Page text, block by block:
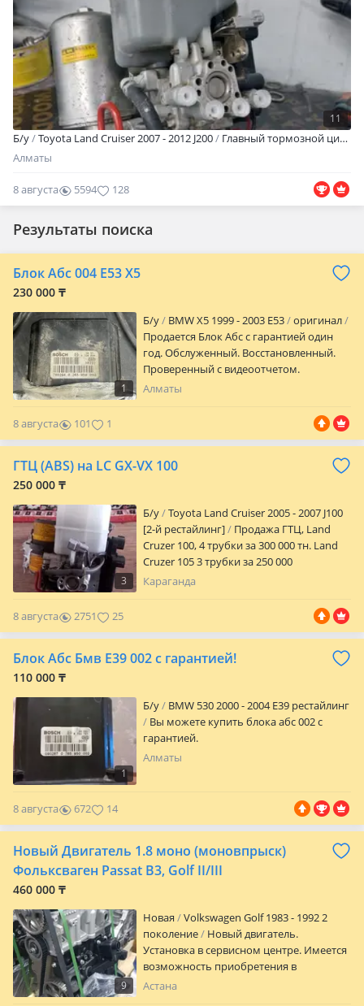
11
Б/y Toyota Land Cruiser 2007 - 2012 J200
Главный тормозной цилиндр ADVICS. А также делаем замену и ремонт блоков. АBS замена моторчиков гидроакумуляторов и блоков c гарантией 6 месяцев Если не дозвонились пишите. Работаем с регионами. Точную цену на вашу модель уточняйте по телефону! В случае возврата технически сложных запчастей деньги за установку и снятие запчасти, стоимость провоза или отправки запчасти, стоимость диагностики. Покупателю не компенсируются и все расходы ложатся на вас. В случаях неверно выбранных Вами запчастей или по причине ненадобности возврат не предусмотрен.
Алматы
8 августа 5594 128
Результаты поиска
Блок Абс 004 Е53 Х5
230 000 ₸
1
Б/y BMW X5 1999 - 2003 E53
оригинал
Продается Блок Абс с гарантией один
год. Обслуженный. Восстановленный.
Проверенный с видеоотчетом.
Алматы
8 августа 101 1
ГТЦ (ABS) на LC GX-VX 100
250 000 ₸
3
Б/y
Toyota Land Cruiser 2005 - 2007 J100
[2-й рестайлинг]
Продажа ГТЦ, Land
Cruzer 100, 4 трубки за 300 000 тн. Land
Cruzer 105 3 трубки за 250 000
Производим ремонт АБС на LC 200,
замена деталей. Стоимость ремонт
зависит от сложности работ и замены
деталей. Все вопросы по номеру, Место
расположения авторынок — старый
Караганда
8 августа 2751 25
Блок Абс Бмв Е39 002 с гарантией!
110 000 ₸
1
Б/y
BMW 530 2000 - 2004 E39 рестайлинг
Вы можете купить блока абс 002 с
гарантией.
Алматы
8 августа 672 14
Новый Двигатель 1.8 моно (моновпрыск)
Фольксваген Passat B3, Golf II/III
460 000 ₸
9
Новая
Volkswagen Golf 1983 - 1992 2
поколение
Новый двигатель.
Установка в сервисном центре. Имеется
возможность приобретения в
рассрочку и кредит. Предоставляется
Астана